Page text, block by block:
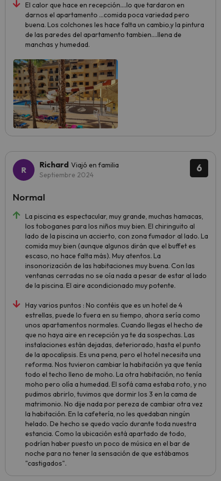
El calor que hace en recepción....lo que tardaron en
darnos el apartamento ...comida poca variedad pero
buena. Los colchones les hace falta un cambio,y la pintura
de las paredes del apartamento tambien....llena de
manchas y humedad.
6
Richard Viajó en familia
Septiembre 2024
La piscina es espectacular, muy grande, muchas hamacas,
los toboganes para los niños muy bien. El chiringuito al
lado de la piscina un accierto, con zona fumador al lado. La
comida muy bien (aunque algunos dirán que el buffet es
escaso, no hace falta más). Muy atentos. La
insonorización de las habitaciones muy buena. Con las
ventanas cerradas no se oía nada a pesar de estar al lado
de la piscina. El aire acondicionado muy potente.
Hay varios puntos : No contéis que es un hotel de 4
estrellas, puede lo fuera en su tiempo, ahora sería como
unos apartamentos normales. Cuando llegas el hecho de
que no haya aire en recepción ya te da sospechas. Las
instalaciones están dejadas, deteriorado, hasta el punto
de la apocalipsis. Es una pena, pero el hotel necesita una
reforma. Nos tuvieron cambiar la habitación ya que tenía
todo el techo lleno de moho. La otra habitación, no tenía
moho pero olía a humedad. El sofá cama estaba roto, y no
pudimos abrirlo, tuvimos que dormir los 3 en la cama de
matrimonio. No dije nada por pereza de cambiar otra vez
la habitación. En la cafetería, no les quedaban ningún
helado. De hecho se quedo vacío durante toda nuestra
estancia. Como la ubicación está apartado de todo,
podrían haber puesto un poco de música en el bar de
noche para no tener la sensación de que estábamos
"castigados".
Normal